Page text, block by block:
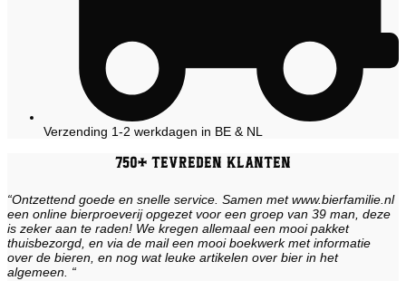
Verzending 1-2 werkdagen in BE & NL
750+ tevreden klanten
“Ontzettend goede en snelle service. Samen met www.bierfamilie.nl
een online bierproeverij opgezet voor een groep van 39 man, deze
is zeker aan te raden! We kregen allemaal een mooi pakket
thuisbezorgd, en via de mail een mooi boekwerk met informatie
over de bieren, en nog wat leuke artikelen over bier in het
algemeen. “